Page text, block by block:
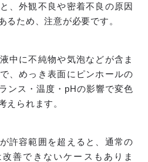
、外観不良や密着不良の原因
るため、注意が必要です。
中に不純物や気泡などが含ま
、めっき表面にピンホールの
ンス・温度・pHの影響で変色
えられます。
許容範囲を超えると、通常の
善できないケースもありま